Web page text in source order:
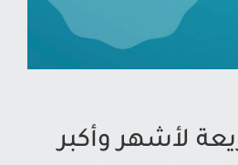
لأشهر وأكبر